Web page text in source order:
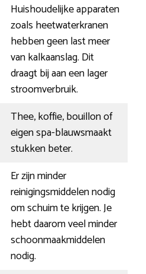
Huishoudelijke apparaten
zoals heetwaterkranen
hebben geen last meer
van kalkaanslag. Dit
draagt bij aan een lager
stroomverbruik.
Thee, koffie, bouillon of
eigen spa-blauwsmaakt
stukken beter.
Er zijn minder
reinigingsmiddelen nodig
om schuim te krijgen. Je
hebt daarom veel minder
schoonmaakmiddelen
nodig.